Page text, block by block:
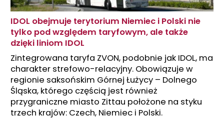
IDOL obejmuje terytorium Niemiec i Polski nie
tylko pod względem taryfowym, ale także
dzięki liniom IDOL
Zintegrowana taryfa ZVON, podobnie jak IDOL, ma
charakter strefowo-relacyjny. Obowiązuje w
regionie saksońskim Górnej Łużycy – Dolnego
Śląska, którego częścią jest również
przygraniczne miasto Zittau położone na styku
trzech krajów: Czech, Niemiec i Polski.